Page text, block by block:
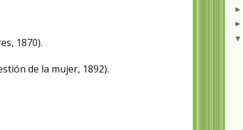
1870).​
de la mujer, 1892).
►
►
▼